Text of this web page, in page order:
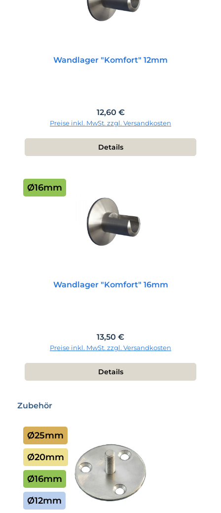
Wandlager "Komfort" 12mm
Regulärer Preis:
12,60 €
Preise inkl. MwSt. zzgl. Versandkosten
Details
Ø16mm
Wandlager "Komfort" 16mm
Regulärer Preis:
13,50 €
Preise inkl. MwSt. zzgl. Versandkosten
Details
Produktgalerie überspringen
Zubehör
Ø25mm
Ø20mm
Ø16mm
Ø12mm